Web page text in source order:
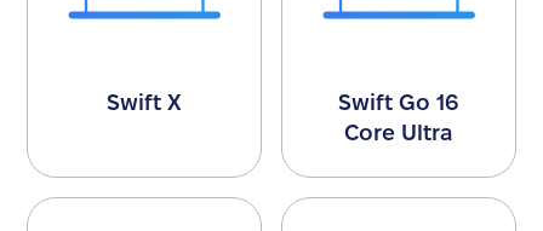
Swift X
Swift Go 16
Core Ultra